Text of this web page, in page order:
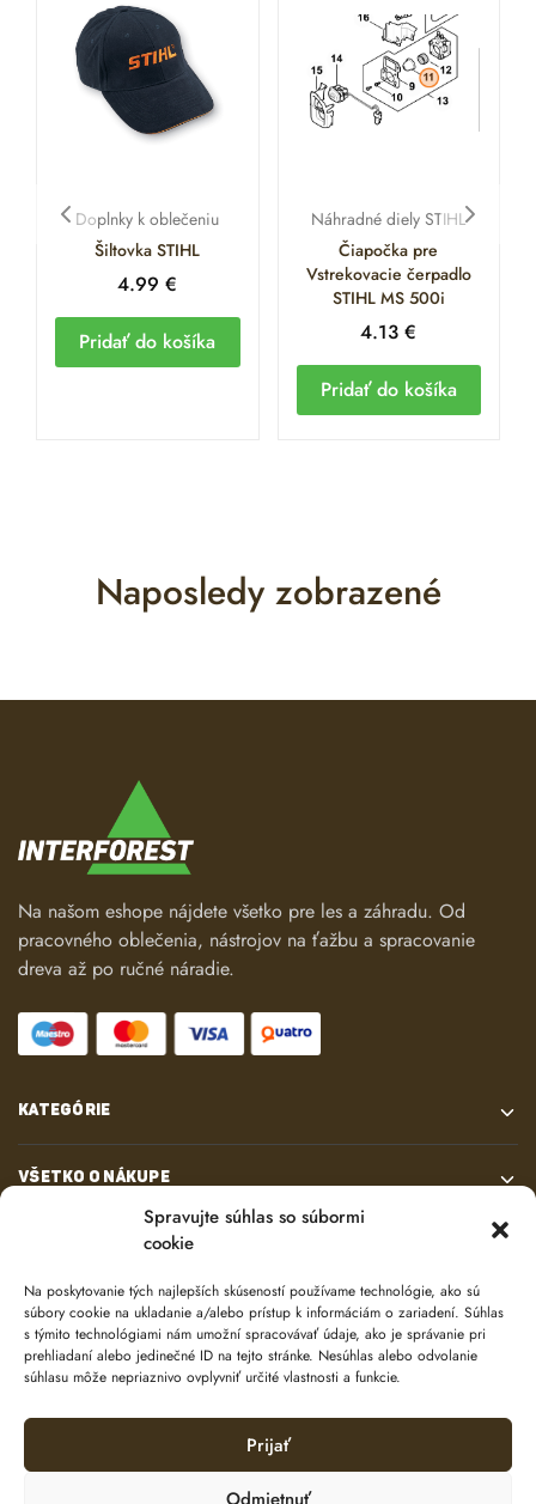
Spravujte súhlas so súbormi
cookie
Na poskytovanie tých najlepších skúseností používame technológie, ako sú
súbory cookie na ukladanie a/alebo prístup k informáciám o zariadení. Súhlas
s týmito technológiami nám umožní spracovávať údaje, ako je správanie pri
prehliadaní alebo jedinečné ID na tejto stránke. Nesúhlas alebo odvolanie
súhlasu môže nepriaznivo ovplyvniť určité vlastnosti a funkcie.
Prijať
Odmietnuť
Doplnky k oblečeniu
Šiltovka STIHL
4.99€
Pridať do košíka
Náhradné diely STIHL
Čiapočka pre
Vstrekovacie čerpadlo
STIHL MS 500i
4.13€
Pridať do košíka
Naposledy zobrazené
Na našom eshope nájdete všetko pre les a záhradu. Od
pracovného oblečenia, nástrojov na ťažbu a spracovanie
dreva až po ručné náradie.
KATEGÓRIE
VŠETKO O NÁKUPE
© 2024 e-shop od